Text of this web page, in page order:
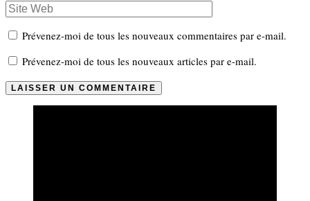
Prévenez-moi de tous les nouveaux commentaires par e-mail.
Prévenez-moi de tous les nouveaux articles par e-mail.